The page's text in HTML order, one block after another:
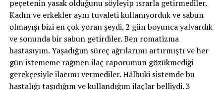
peçetenin yasak olduğunu söyleyip ısrarla getirmediler.
Kadın ve erkekler aynı tuvaleti kullanıyorduk ve sabun
olmayışı bizi en çok yoran şeydi. 2 gün boyunca yalvardık
ve sonunda bir sabun getirdiler. Ben romatizma
hastasıyım. Yaşadığım süreç ağrılarımı artırmıştı ve her
gün istememe rağmen ilaç raporumun gözükmediği
gerekçesiyle ilacımı vermediler. Hâlbuki sistemde bu
hastalığı taşıdığım ve kullandığım ilaçlar belliydi. 3